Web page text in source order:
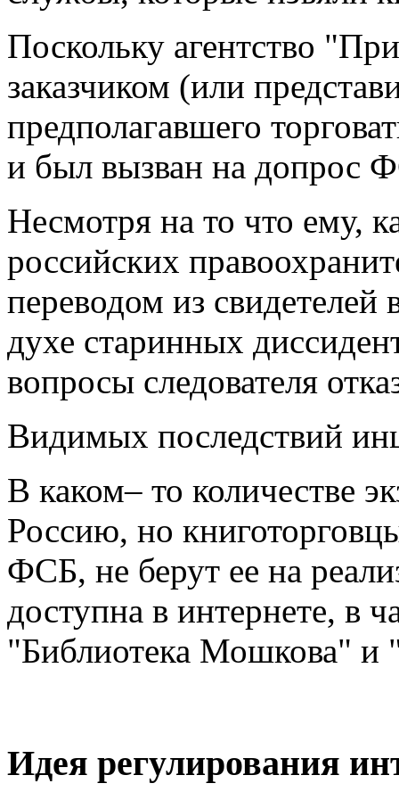
Поскольку агентство
заказчиком (или
предполагавшего
и был вызван на допрос
Несмотря на то что ему,
российских
переводом из
духе старинных
вопросы следователя
Видимых последствий
В каком– то количестве
Россию, но
ФСБ, не берут ее на
доступна в интернете, в
"Библиотека Мошкова" и
Идея регулирования